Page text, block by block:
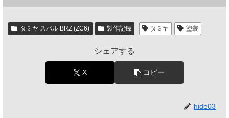
タミヤ スバル BRZ (ZC6) 製作記録 タミヤ 塗装
シェアする
X コピー
hide03